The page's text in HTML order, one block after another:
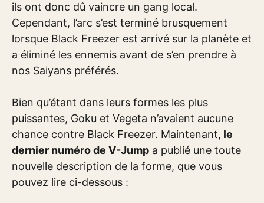
ils ont donc dû vaincre un gang local.
Cependant, l’arc s’est terminé brusquement
lorsque Black Freezer est arrivé sur la planète et
a éliminé les ennemis avant de s’en prendre à
nos Saiyans préférés.
Bien qu’étant dans leurs formes les plus
puissantes, Goku et Vegeta n’avaient aucune
chance contre Black Freezer. Maintenant, le
dernier numéro de V-Jump a publié une toute
nouvelle description de la forme, que vous
pouvez lire ci-dessous :